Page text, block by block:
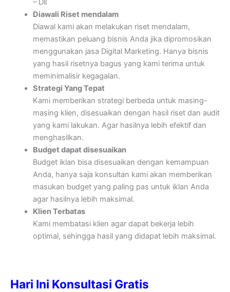
– Dll
Diawali Riset mendalam
Diawal kami akan melakukan riset mendalam,
memastikan peluang bisnis Anda jika dipromosikan
menggunakan jasa Digital Marketing. Hanya bisnis
yang hasil risetnya bagus yang kami terima untuk
meminimalisir kegagalan.
Strategi Yang Tepat
Kami memberikan strategi berbeda untuk masing-
masing klien, disesuaikan dengan hasil riset dan audit
yang kami lakukan. Agar hasilnya lebih efektif dan
menghasilkan.
Budget dapat disesuaikan
Budget iklan bisa disesuaikan dengan kemampuan
Anda, hanya saja konsultan kami akan memberikan
masukan budget yang paling pas untuk iklan Anda
agar hasilnya lebih maksimal.
Klien Terbatas
Kami membatasi klien agar dapat bekerja lebih
optimal, sehingga hasil yang didapat lebih maksimal.
Hari Ini Konsultasi Gratis